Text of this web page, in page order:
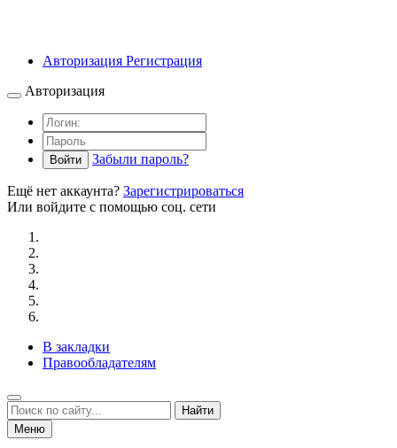
Авторизация Регистрация
Авторизация
Войти Забыли пароль?
Ещё нет аккаунта? Зарегистрироваться
Или войдите с помощью соц. сети
В закладки
Правообладателям
Найти
Меню